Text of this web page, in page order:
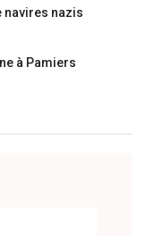
navires nazis
à Pamiers